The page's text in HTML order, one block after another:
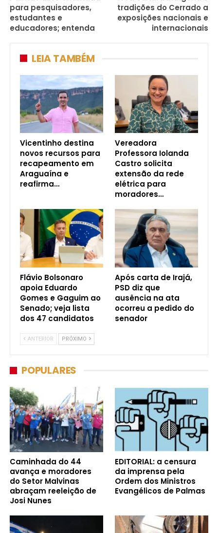
para pesquisadores,
estudantes e
educadores; entenda
tradições do Cerrado a
exposições nacionais e
internacionais
LEIA TAMBÉM
Vicentinho destina
novos recursos para
recapeamento em
Araguaína e
reafirma…
Vereadora
Professora Iolanda
Castro solicita
extensão da rede
elétrica para
moradores…
Flávio Bolsonaro
apoia Eduardo
Gomes e Gaguim ao
Senado; veja lista
dos 47 candidatos
Após carta de Irajá,
PSD diz que
ausência na ata
ocorreu a pedido do
senador
ANTERIOR PRÓXIMO
POPULARES
Caminhada do 44
avança e moradores
do Setor Malvinas
abraçam reeleição de
Josi Nunes
EDITORIAL: a censura
da imprensa pela
Ordem dos Ministros
Evangélicos de Palmas